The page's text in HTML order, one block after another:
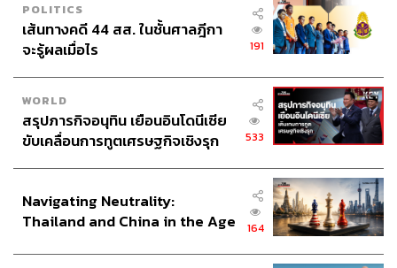
POLITICS
เส้นทางคดี 44 สส. ในชั้นศาลฎีกา
จะรู้ผลเมื่อไร
191
WORLD
สรุปภารกิจอนุทิน เยือนอินโดนีเซีย
ขับเคลื่อนการทูตเศรษฐกิจเชิงรุก
533
Navigating Neutrality:
Thailand and China in the Age
164